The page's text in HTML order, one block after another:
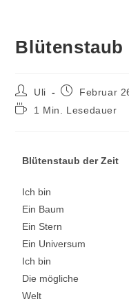
Blütenstaub
Uli Februar
1 Min. Lesedauer
Blütenstaub der Zeit
Ich bin
Ein Baum
Ein Stern
Ein Universum
Ich bin
Die mögliche
Welt